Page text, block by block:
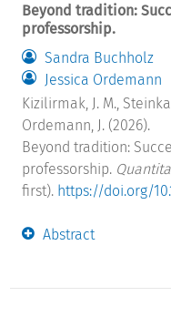
Beyond tradition:
professorship.
Sandra Buchholz
Jessica Ordemann
Kizilirmak, J. M.,
Ordemann, J. (2026).
Beyond tradition:
professorship.
first). https://doi.org/
Abstract